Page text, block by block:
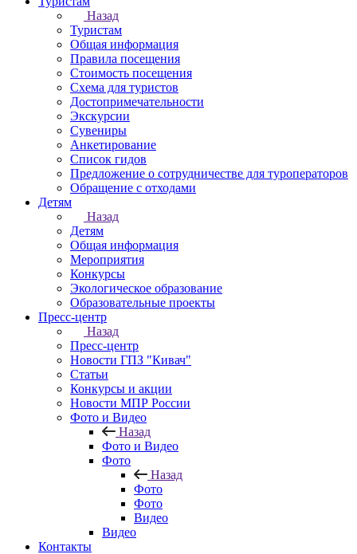
Назад
Туристам
Общая информация
Правила посещения
Стоимость посещения
Схема для туристов
Достопримечательности
Экскурсии
Сувениры
Анкетирование
Список гидов
Предложение о сотрудничестве для туроператоров
Обращение с отходами
Детям
Назад
Детям
Общая информация
Мероприятия
Конкурсы
Экологическое образование
Образовательные проекты
Пресс-центр
Назад
Пресс-центр
Новости ГПЗ "Кивач"
Статьи
Конкурсы и акции
Новости МПР России
Фото и Видео
Назад
Фото и Видео
Фото
Назад
Фото
Фото
Видео
Видео
Контакты